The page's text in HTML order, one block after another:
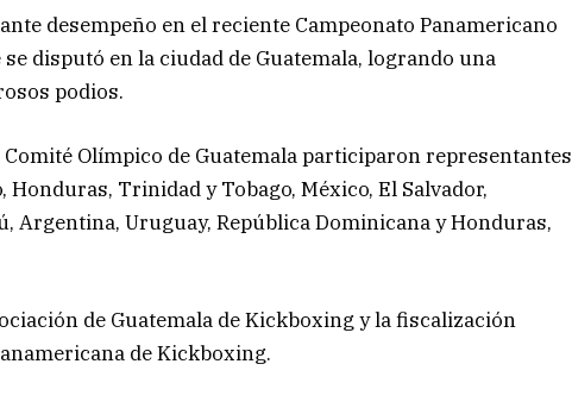
desempeño en el reciente Campeonato Panamericano
disputó en la ciudad de Guatemala, logrando una
podios.
Olímpico de Guatemala participaron representantes
Honduras, Trinidad y Tobago, México, El Salvador,
Argentina, Uruguay, República Dominicana y Honduras,
de Guatemala de Kickboxing y la fiscalización
de Kickboxing.